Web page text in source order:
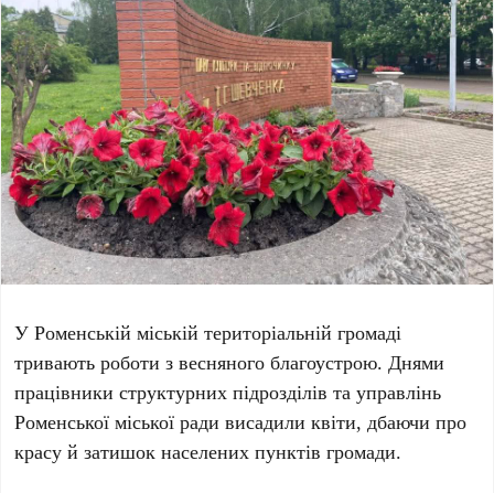
У Роменській міській територіальній громаді
тривають роботи з весняного благоустрою. Днями
працівники структурних підрозділів та управлінь
Роменської міської ради висадили квіти, дбаючи про
красу й затишок населених пунктів громади.